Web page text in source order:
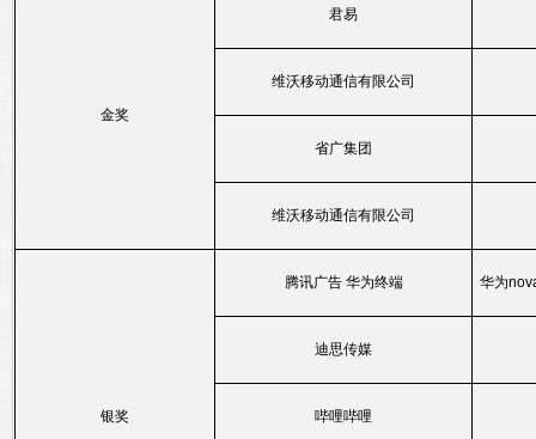
金奖
君易
维沃移动通信有限公司
省广集团
维沃移动通信有限公司
银奖
腾讯广告 华为终端 华为
迪思传媒
哔哩哔哩